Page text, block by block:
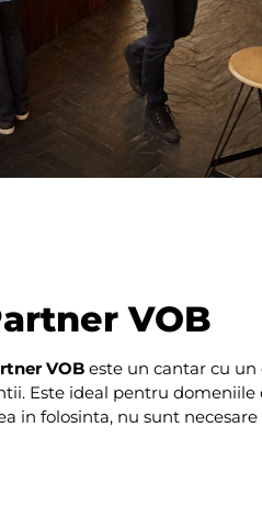
VOB
VOB este un cantar cu un
Este ideal pentru domeniile
in folosinta, nu sunt